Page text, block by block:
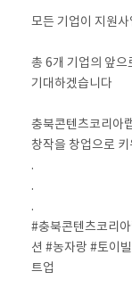
모든 기업이 지원
총 6개 기업의 앞으
기대하겠습니다
충북콘텐츠코리아
창작을 창업으로
.
.
.
#충북콘텐츠코리
션 #농자랑 #토이
트업